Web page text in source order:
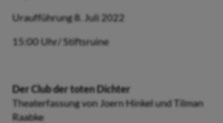
Uraufführung 8. Juli 2022
15:00 Uhr/ Stiftsruine
Der Club der toten Dichter
Theaterfassung von Joern Hinkel und Tilman
Raabke